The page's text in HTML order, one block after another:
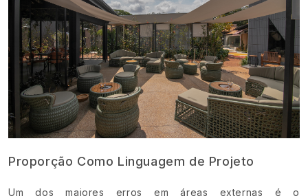
Proporção Como Linguagem de Projeto
Um dos maiores erros em áreas externas é o